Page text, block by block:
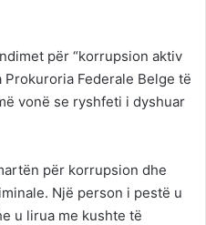
për “korrupsion aktiv
Prokuroria Federale Belge të
vonë se ryshfeti i dyshuar
për korrupsion dhe
Një person i pestë u
u lirua me kushte të